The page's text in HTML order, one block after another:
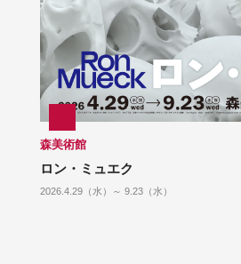
森美術館
ロン・ミュエク
2026.4.29（水）～ 9.23（水）